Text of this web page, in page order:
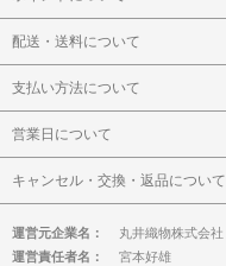
配送・送料について
支払い方法について
営業日について
キャンセル・交換・返品について
運営元企業名：
丸井織物株式会社
運営責任者名：
宮本好雄